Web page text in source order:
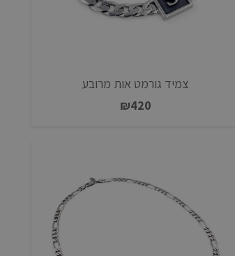
צמיד גורמט אות מרובע
₪420